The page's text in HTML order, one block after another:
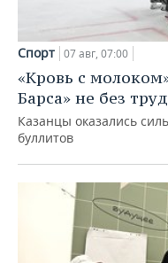
Спорт 07 авг, 07:00
«Кровь с
Барса» не без
Казанцы оказались
буллитов